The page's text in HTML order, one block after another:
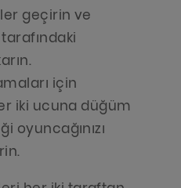
geçirin ve
için
iki ucuna düğüm
oyuncağınızı